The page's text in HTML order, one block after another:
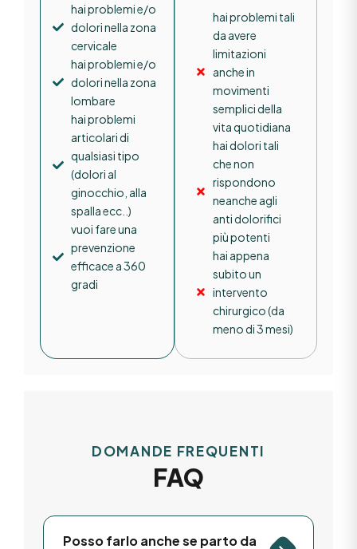
hai problemi e/o
dolori nella zona
cervicale
hai problemi e/o
dolori nella zona
lombare
hai problemi
articolari di
qualsiasi tipo
(dolori al
ginocchio, alla
spalla ecc..)
vuoi fare una
prevenzione
efficace a 360
gradi
hai problemi tali
da avere
limitazioni
anche in
movimenti
semplici della
vita quotidiana
hai dolori tali
che non
rispondono
neanche agli
anti dolorifici
più potenti
hai appena
subito un
intervento
chirurgico (da
meno di 3 mesi)
DOMANDE FREQUENTI
FAQ
Posso farlo anche se parto da